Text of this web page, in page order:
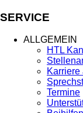
SERVICE
ALLGEMEIN
HTL
Karriere
Termine